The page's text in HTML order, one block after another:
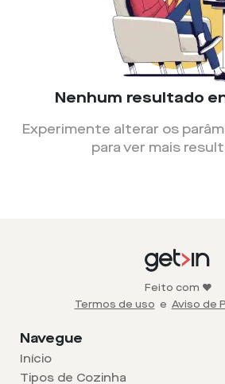
Nenhum resultado
Experimente alterar os
para ver mais
Feito com ❤️
Termos de uso e Aviso de
Navegue
Início
Tipos de Cozinha